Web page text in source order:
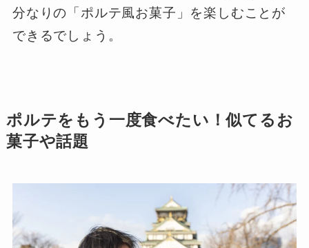
分なりの「ポルテ風お菓子」を楽しむことが
できるでしょう。
ポルテをもう一度食べたい！似てるお
菓子や話題